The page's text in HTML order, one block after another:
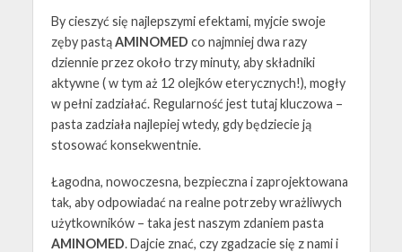
By cieszyć się najlepszymi efektami, myjcie swoje
zęby pastąAMINOMED co najmniej dwa razy
dziennie przez około trzy minuty, aby składniki
aktywne ( w tym aż 12 olejków eterycznych!), mogły
w pełni zadziałać. Regularność jest tutaj kluczowa –
pasta zadziała najlepiej wtedy, gdy będziecie ją
stosować konsekwentnie.
Łagodna, nowoczesna, bezpieczna i zaprojektowana
tak, aby odpowiadać na realne potrzeby wrażliwych
użytkowników – taka jest naszym zdaniem pasta
AMINOMED. Dajcie znać, czy zgadzacie się z nami i